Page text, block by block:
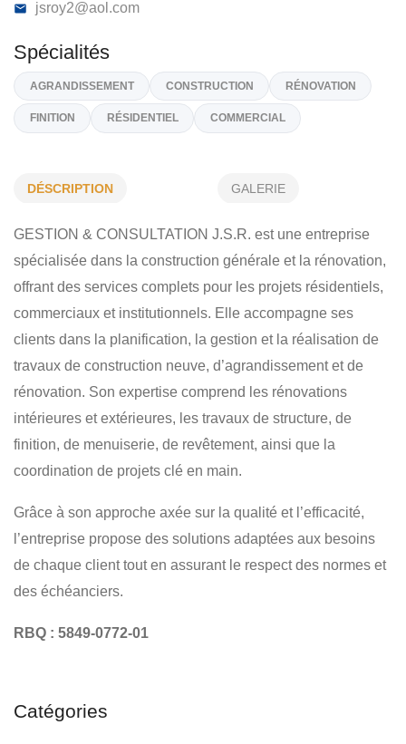
GESTION & CONSULTATION J.S.R.
717, Rue Lajoie, Acton Vale
(450) 771-1849
Sur Demande
AGRANDISSEMENT CONSTRUCTION RÉNOVATION
DÉSCRIPTION GALERIE
GESTION & CONSULTATION J.S.R. est une entreprise
spécialisée dans la construction générale et la rénovation,
offrant des services complets pour les projets résidentiels,
commerciaux et institutionnels. Elle accompagne ses
clients dans la planification, la gestion et la réalisation de
travaux de construction neuve, d’agrandissement et de
rénovation. Son expertise comprend les rénovations
intérieures et extérieures, les travaux de structure, de
finition, de menuiserie, de revêtement, ainsi que la
coordination de projets clé en main.
Grâce à son approche axée sur la qualité et l’efficacité,
l’entreprise propose des solutions adaptées aux besoins
de chaque client tout en assurant le respect des normes et
des échéanciers.
RBQ : 5849-0772-01
Catégories